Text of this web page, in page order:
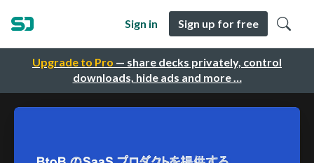
Upgrade to Pro — share decks privately, control
downloads, hide ads and more …
Sign in Sign up for free